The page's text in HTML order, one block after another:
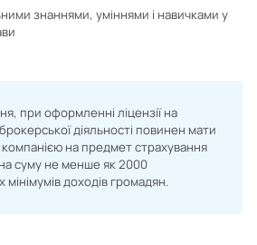
знаннями, уміннями і навичками у
при оформленні ліцензії на
діяльності повинен мати
компанією на предмет страхування
на суму не менше як 2000
доходів громадян.